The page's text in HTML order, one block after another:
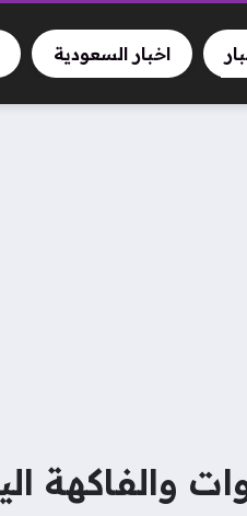
اخبار السعودية
اليوم الثلاثاء 16-6-